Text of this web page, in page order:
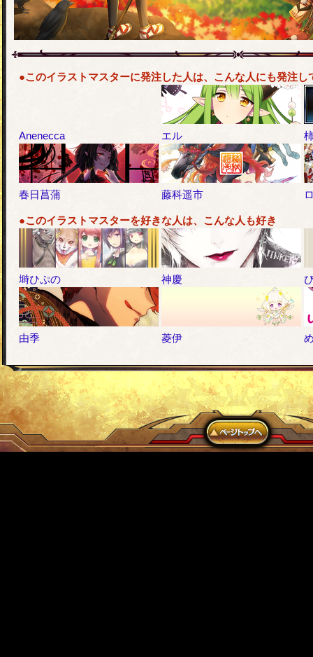
●このイラストマスターに発注した人は、こんな人にも発注し
Anenecca エル
春日菖蒲 藤科遥市
●このイラストマスターを好きな人は、こんな人も好き
塒ひぷの 神慶
由季 菱伊